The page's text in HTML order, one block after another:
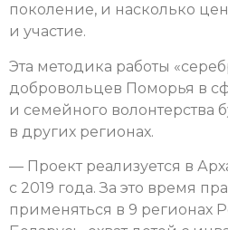
поколение, и насколько
и участие.
Эта методика работы
добровольцев Поморья в
и семейного волонтерства
в других регионах.
— Проект реализуется в
с 2019 года. За это время
применяться в 9 регионах